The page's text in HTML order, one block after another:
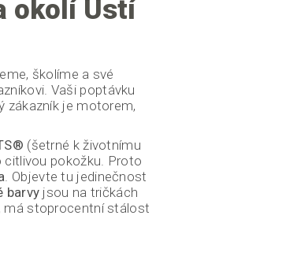
okolí Ústí
školíme a své
Vaši poptávku
zákazník je motorem,
® (šetrné k životnímu
citlivou pokožku. Proto
. Objevte tu jedinečnost
barvy jsou na tričkách
má stoprocentní stálost